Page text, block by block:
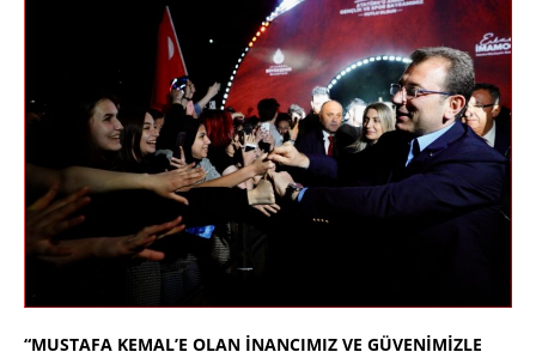
“MUSTAFA KEMAL’E OLAN İNANCIMIZ VE GÜVENİMİZLE